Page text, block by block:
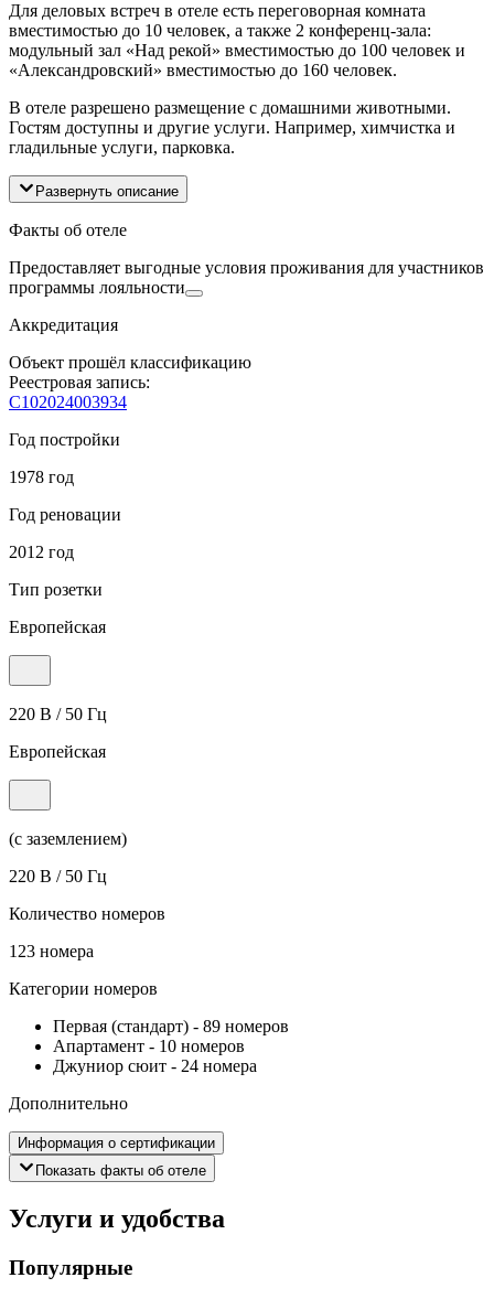
Для деловых встреч в отеле есть переговорная комната
вместимостью до 10 человек, а также 2 конференц-зала:
модульный зал «Над рекой» вместимостью до 100 человек и
«Александровский» вместимостью до 160 человек.
В отеле разрешено размещение с домашними животными.
Гостям доступны и другие услуги. Например, химчистка и
гладильные услуги, парковка.
Развернуть описание
Факты об отеле
Предоставляет выгодные условия проживания для участников
программы лояльности
Аккредитация
Объект прошёл классификацию
Реестровая запись:
С102024003934
Год постройки
1978 год
Год реновации
2012 год
Тип розетки
Европейская
220 В / 50 Гц
Европейская
(с заземлением)
220 В / 50 Гц
Количество номеров
123 номера
Категории номеров
Первая (стандарт) - 89 номеров
Апартамент - 10 номеров
Джуниор сюит - 24 номера
Дополнительно
Информация о сертификации
Показать факты об отеле
Услуги и удобства
Популярные